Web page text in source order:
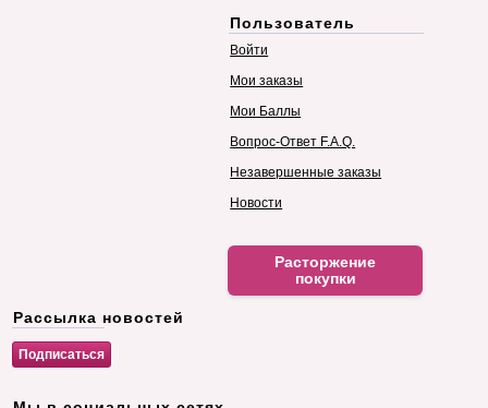
Пользователь
Войти
Мои заказы
Мои Баллы
Вопрос-Ответ F.A.Q.
Незавершенные заказы
Новости
Расторжение
покупки
Рассылка новостей